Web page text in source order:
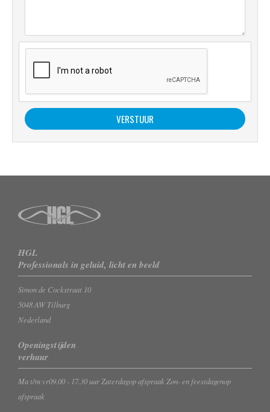
HGL
Professionals in geluid, licht en beeld
Simon de Cockstraat 10
5048 AW Tilburg
Nederland
Openingstijden
verhuur
Ma t/m vr09.00 - 17.30 uur Zaterdagop afspraak Zon- en feestdagenop
afspraak